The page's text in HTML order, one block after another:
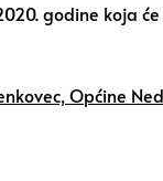
godine koja
Općine